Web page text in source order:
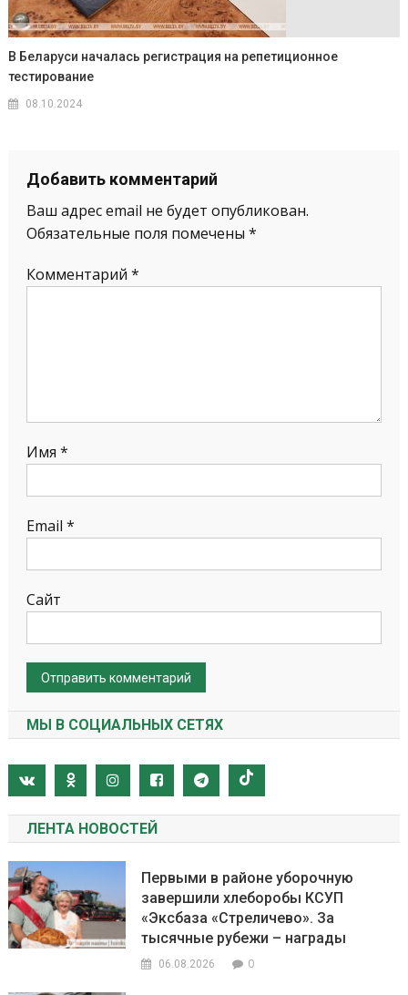
В Беларуси началась регистрация на репетиционное
тестирование
08.10.2024
Добавить комментарий
Ваш адрес email не будет опубликован.
Обязательные поля помечены *
Комментарий *
Имя *
Email *
Сайт
МЫ В СОЦИАЛЬНЫХ СЕТЯХ
ЛЕНТА НОВОСТЕЙ
Первыми в районе уборочную
завершили хлеборобы КСУП
«Эксбаза «Стреличево». За
тысячные рубежи – награды
06.08.2026 0